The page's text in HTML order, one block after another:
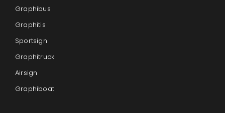
Graphibus
Graphitis
Sportsign
Graphitruck
Airsign
Graphiboat